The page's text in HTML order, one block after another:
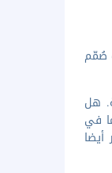
صُمّم
الغسيل/التنظيف الجاف ومكتب استقبال مفتوح 24 ساعة. هل
قدم مربع (35 متر مربع)، بما في